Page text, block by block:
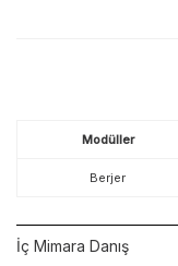
Modüller
Berjer
İç Mimara Danış